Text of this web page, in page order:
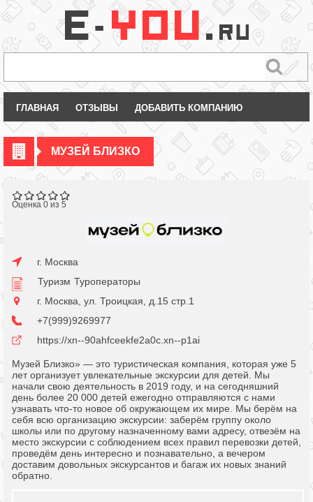
ГЛАВНАЯ ОТЗЫВЫ ДОБАВИТЬ КОМПАНИЮ
МУЗЕЙ БЛИЗКО
Оценка 0 из 5
г. Москва
Туризм Туроператоры
г. Москва, ул. Троицкая, д.15 стр.1
+7(999)9269977
https://xn--90ahfceekfe2a0c.xn--p1ai
Музей Близко» — это туристическая компания, которая уже 5
лет организует увлекательные экскурсии для детей. Мы
начали свою деятельность в 2019 году, и на сегодняшний
день более 20 000 детей ежегодно отправляются с нами
узнавать что-то новое об окружающем их мире. Мы берём на
себя всю организацию экскурсии: заберём группу около
школы или по другому назначенному вами адресу, отвезём на
место экскурсии с соблюдением всех правил перевозки детей,
проведём день интересно и познавательно, а вечером
доставим довольных экскурсантов и багаж их новых знаний
обратно.